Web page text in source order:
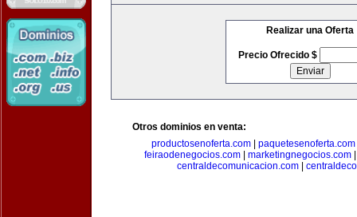
Realizar una Oferta
Precio Ofrecido $
Otros dominios en venta:
productosenoferta.com| paquetesenoferta.com
feiraodenegocios.com
marketingnegocios.com
centraldecomunicacion.com